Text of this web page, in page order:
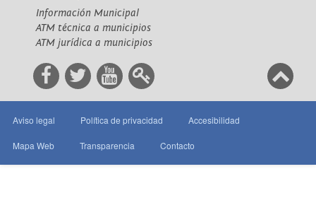
Información Municipal
ATM técnica a municipios
ATM jurídica a municipios
Aviso legal Política de privacidad Accesibilidad
Mapa Web Transparencia Contacto